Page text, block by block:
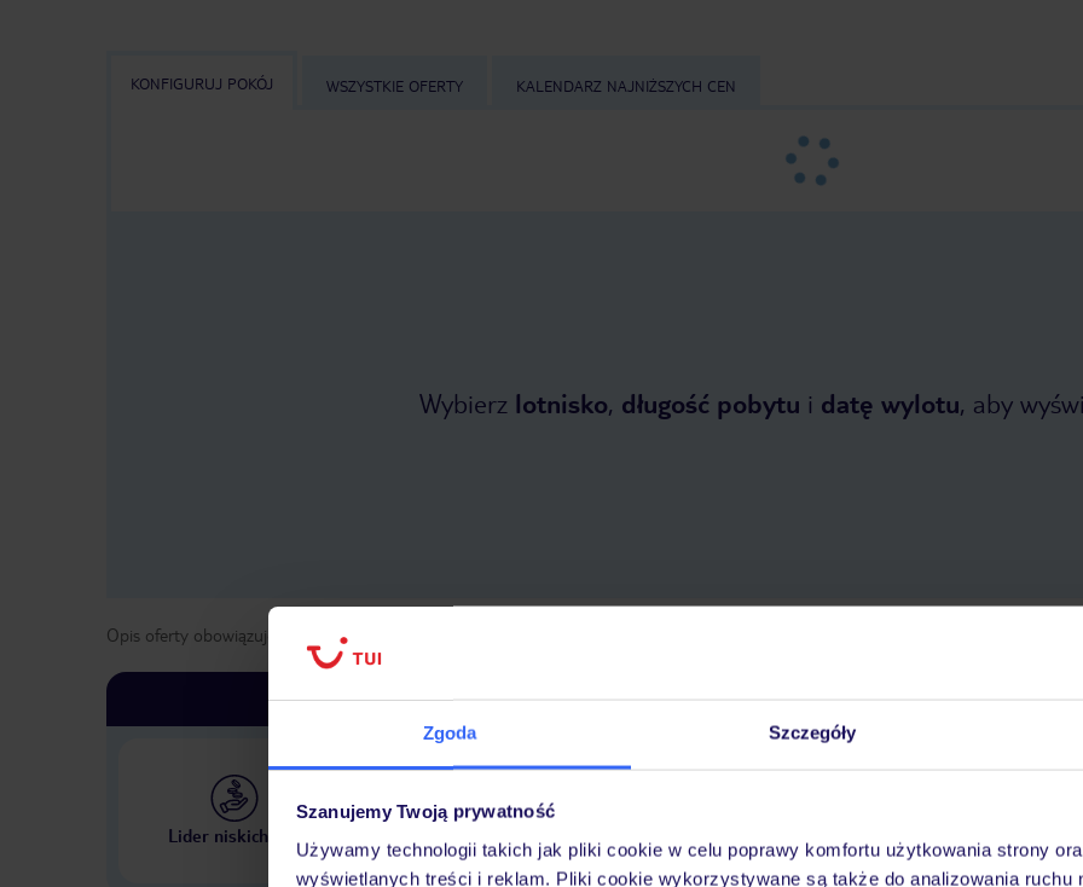
Zgoda Szczegóły
Szanujemy Twoją prywatność
Używamy technologii takich jak pliki cookie w celu poprawy komfortu użytkowania strony
wyświetlanych treści i reklam. Pliki cookie wykorzystywane są także do analizowania ruchu
KONFIGURUJ POKÓJ WSZYSTKIE OFERTY KALENDARZ NAJNIŻSZYCH CEN
Wybierz lotnisko, długość pobytu i datę wylotu, aby
Opis oferty obowiązuje dla wyjazdów w terminie
Dlaczego warto wybrać TUI?
Lider niskich cen
Największe biuro podróży
w Polsce
wakacjach 24/7